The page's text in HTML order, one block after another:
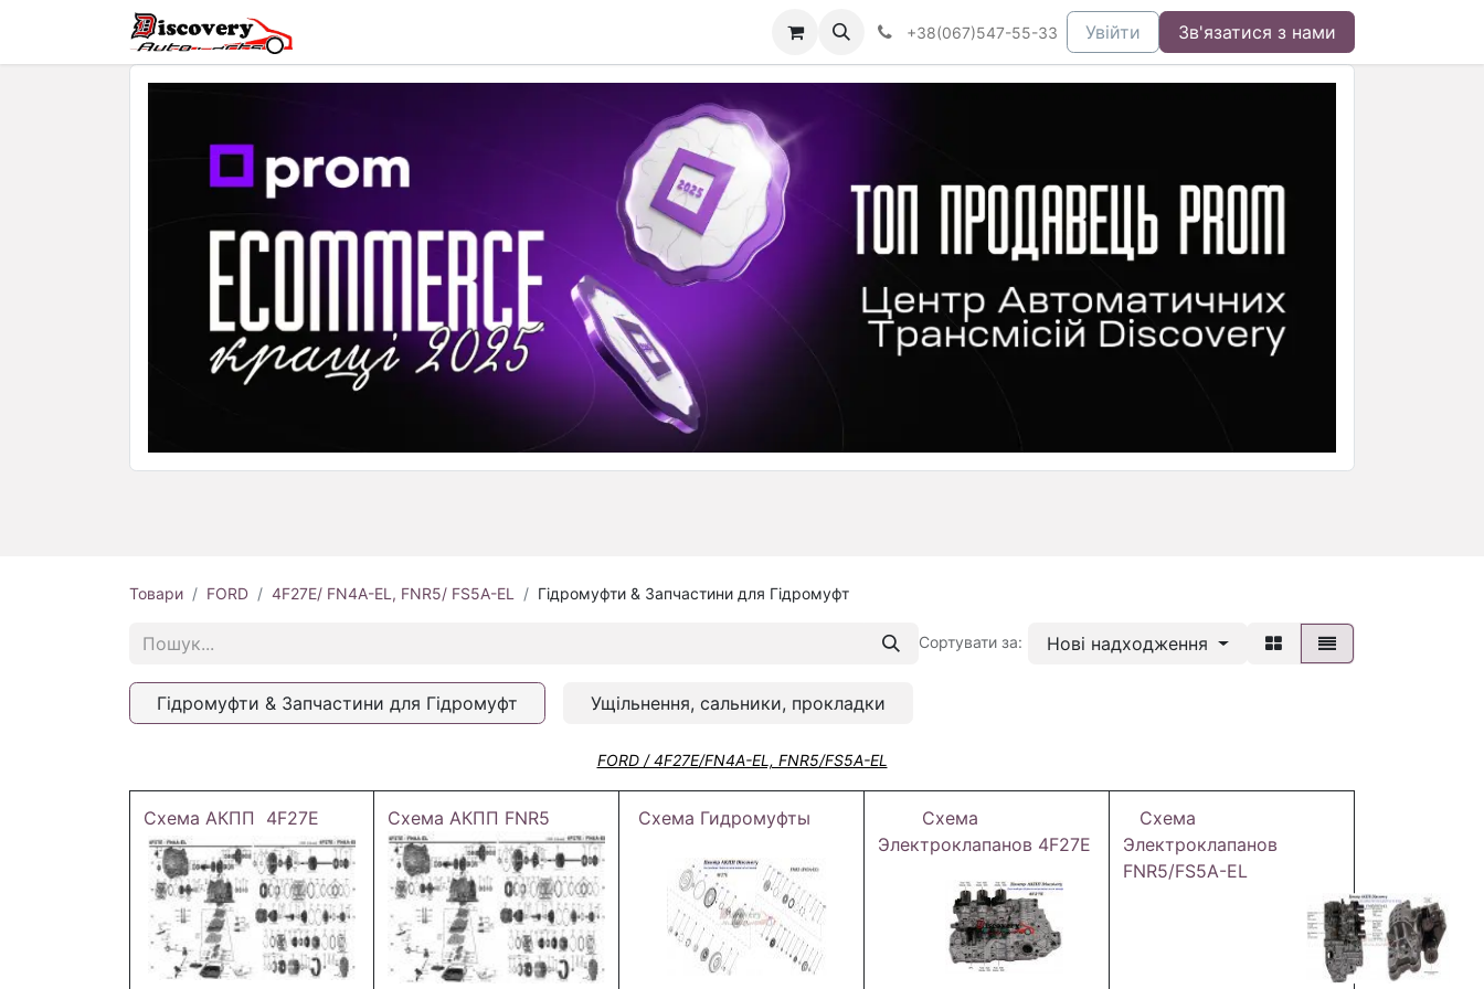
+38(067)547-55-33 Увійти Зв'язатися з нами
Товари FORD 4F27E/ FN4A-EL, FNR5/ FS5A-EL Гідромуфти & Запчастини для Гідромуфт
Сортувати за: Нові надходження
Гідромуфти & Запчастини для Гідромуфт Ущільнення, сальники, прокладки
FORD / 4F27E/FN4A-EL, FNR5/FS5A-EL
Схема АКПП 4F27E Схема АКПП FNR5 Схема Гидромуфты
Схема
Электроклапанов 4F27E
Схема
Электроклапанов
FNR5/FS5A-EL